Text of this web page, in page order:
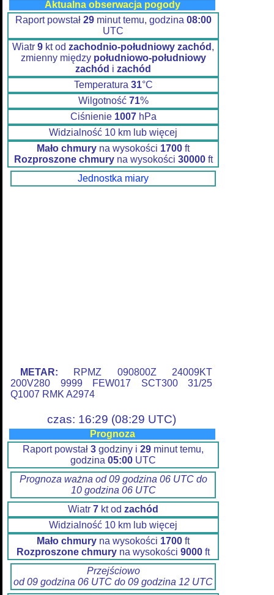
Aktualna obserwacja pogody
Raport powstał 29minut temu, godzina 08:00
UTC
Wiatr 9 kt od zachodnio-południowy zachód ,
zmienny między południowo-południowy
zachód i zachód
Temperatura 31°C
Wilgotność 71%
Ciśnienie 1007hPa
Widzialność 10 km lub więcej
Mało chmury na wysokości 1700 ft
Rozproszone chmuryna wysokości 30000ft
Jednostka miary
METAR: RPMZ 090800Z 24009KT
200V280 9999 FEW017 SCT300 31/25
Q1007 RMK A2974
czas: 16:29 (08:29 UTC)
Prognoza
Raport powstał 3 godziny i 29 minut temu,
godzina 05:00 UTC
Prognoza ważna od 09 godzina 06 UTC do
10 godzina 06 UTC
Wiatr 7 kt od zachód
Widzialność 10 km lub więcej
Mało chmury na wysokości 1700 ft
Rozproszone chmury na wysokości 9000 ft
Przejściowo
od 09 godzina 06 UTC do 09 godzina 12 UTC